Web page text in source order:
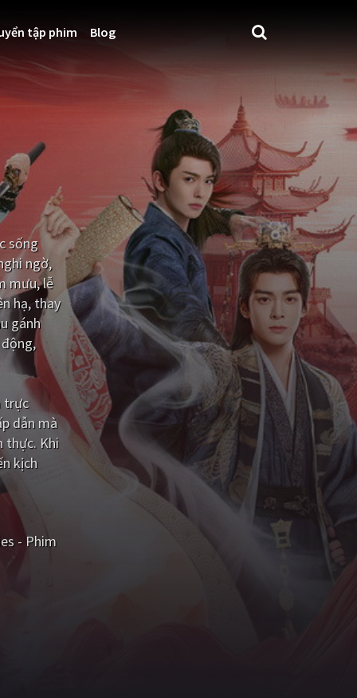
tập phim Blog
sống
ngờ,
mưu, lễ
hạ, thay
gánh
trực
dẫn mà
thực. Khi
kịch
- Phim